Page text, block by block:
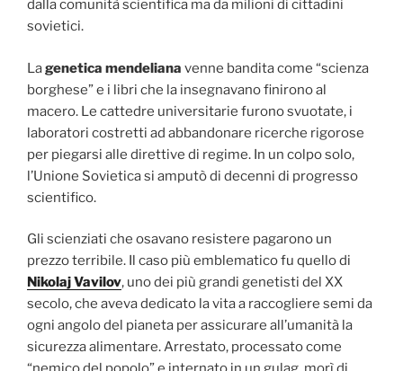
dalla comunità scientifica ma da milioni di cittadini
sovietici.
Lagenetica mendeliana venne bandita come “scienza
borghese” e i libri che la insegnavano finirono al
macero. Le cattedre universitarie furono svuotate, i
laboratori costretti ad abbandonare ricerche rigorose
per piegarsi alle direttive di regime. In un colpo solo,
l’Unione Sovietica si amputò di decenni di progresso
scientifico.
Gli scienziati che osavano resistere pagarono un
prezzo terribile. Il caso più emblematico fu quello di
Nikolaj Vavilov, uno dei più grandi genetisti del XX
secolo, che aveva dedicato la vita a raccogliere semi da
ogni angolo del pianeta per assicurare all’umanità la
sicurezza alimentare. Arrestato, processato come